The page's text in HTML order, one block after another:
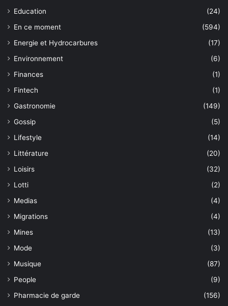
Education
(24)
En ce moment
(594)
Energie et Hydrocarbures
(17)
Environnement
(6)
Finances
(1)
Fintech
(1)
Gastronomie
(149)
Gossip
(5)
Lifestyle
(14)
Littérature
(20)
Loisirs
(32)
Lotti
(2)
Medias
(4)
Migrations
(4)
Mines
(13)
Mode
(3)
Musique
(87)
People
(9)
Pharmacie de garde
(156)